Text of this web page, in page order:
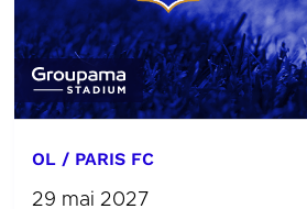
OL / PARIS FC
29 mai 2027